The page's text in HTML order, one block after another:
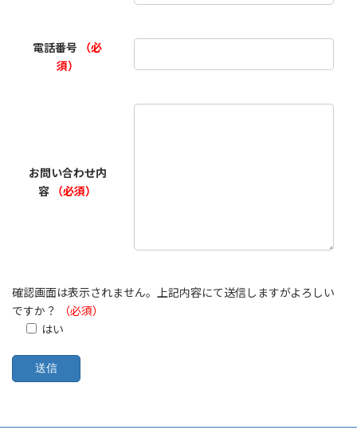
電話番号
（必
須）
お問い合わせ内
容
（必須）
確認画面は表示されません。上記内容にて送信しますがよろしい
ですか？
（必須）
はい